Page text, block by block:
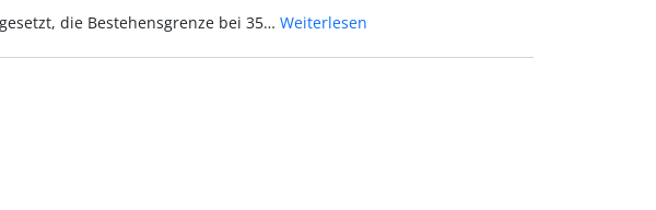
die Bestehensgrenze bei 35… Weiterlesen